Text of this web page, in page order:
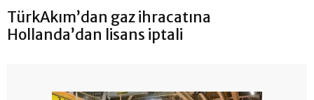
TürkAkım’dan gaz ihracatına
Hollanda’dan lisans iptali